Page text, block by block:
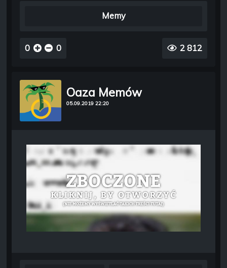
Memy
0 0 2 812
Oaza Memów
05.09.2019 22:20